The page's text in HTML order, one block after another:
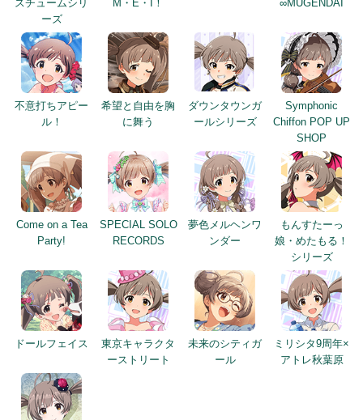
スチュームシリ
ーズ
M・E・I！
∞MUGENDAI
不意打ちアピー
ル！
希望と自由を胸
に舞う
ダウンタウンガ
ールシリーズ
Symphonic
Chiffon POP UP
SHOP
Come on a Tea
Party!
SPECIAL SOLO
RECORDS
夢色メルヘンワ
ンダー
もんすたーっ
娘・めたもる！
シリーズ
ドールフェイス
東京キャラクタ
ーストリート
未来のシティガ
ール
ミリシタ9周年×
アトレ秋葉原